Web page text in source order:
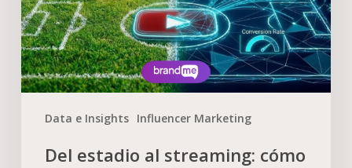
Data e Insights Influencer Marketing
Del estadio al streaming: cómo